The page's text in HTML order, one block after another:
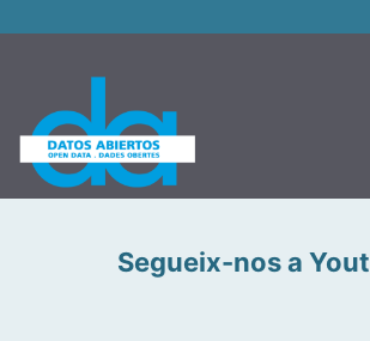
Segueix-nos a